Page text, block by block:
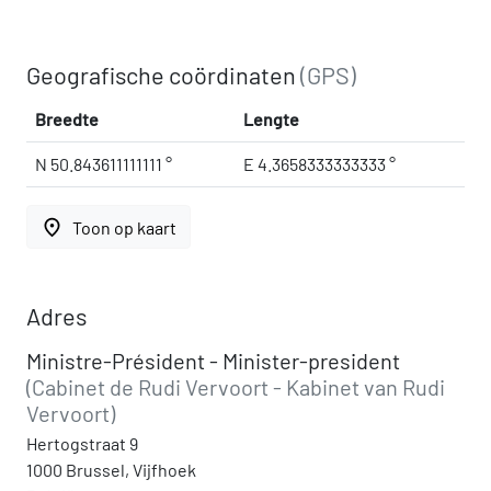
Geografische coördinaten(GPS)
Breedte Lengte
N 50.843611111111 ° E 4.3658333333333 °
place Toon op kaart
Adres
Ministre-Président - Minister-president
(Cabinet de Rudi Vervoort - Kabinet van Rudi
Vervoort)
Hertogstraat 9
1000 Brussel, Vijfhoek